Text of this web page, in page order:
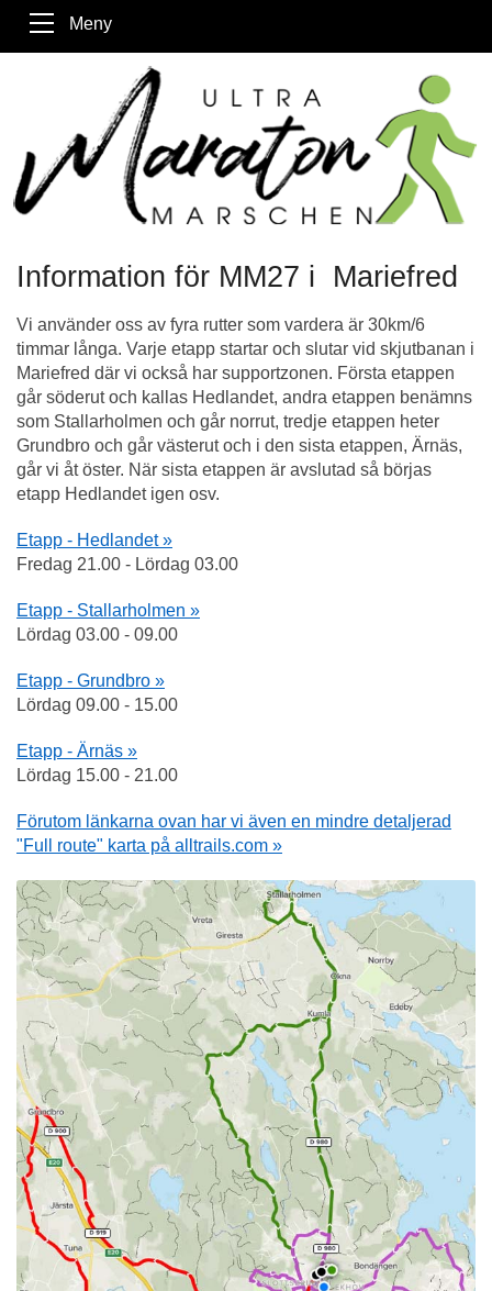
Meny
Information för MM27 i Mariefred
Vi använder oss av fyra rutter som vardera är 30km/6
timmar långa. Varje etapp startar och slutar vid skjutbanan i
Mariefred där vi också har supportzonen. Första etappen
går söderut och kallas Hedlandet, andra etappen benämns
som Stallarholmen och går norrut, tredje etappen heter
Grundbro och går västerut och i den sista etappen, Ärnäs,
går vi åt öster. När sista etappen är avslutad så börjas
etapp Hedlandet igen osv.
Etapp - Hedlandet »
Fredag 21.00 - Lördag 03.00
Etapp - Stallarholmen »
Lördag 03.00 - 09.00
Etapp - Grundbro »
Lördag 09.00 - 15.00
Etapp - Ärnäs »
Lördag 15.00 - 21.00
Förutom länkarna ovan har vi även en mindre detaljerad
"Full route" karta på alltrails.com »